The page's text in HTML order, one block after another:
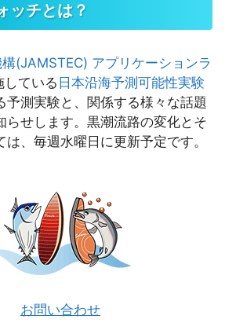
ッチとは？
(JAMSTEC) アプリケーションラ
している 日本沿海予測可能性実験
予測実験と、関係する様々な話題
らせします。黒潮流路の変化とそ
、毎週水曜日に更新予定です。
お問い合わせ